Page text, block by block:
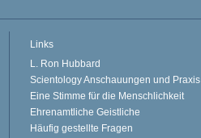
Links
L. Ron Hubbard
Scientology Anschauungen und Praxis
Eine Stimme für die Menschlichkeit
Ehrenamtliche Geistliche
Häufig gestellte Fragen